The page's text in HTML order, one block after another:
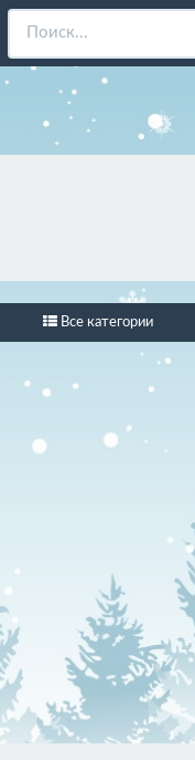
Все категории